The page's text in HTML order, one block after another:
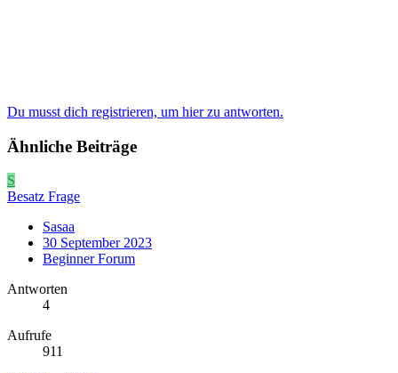
Du musst dich registrieren, um hier zu antworten.
Ähnliche Beiträge
S
Besatz Frage
Sasaa
30 September 2023
Beginner Forum
Antworten
4
Aufrufe
911